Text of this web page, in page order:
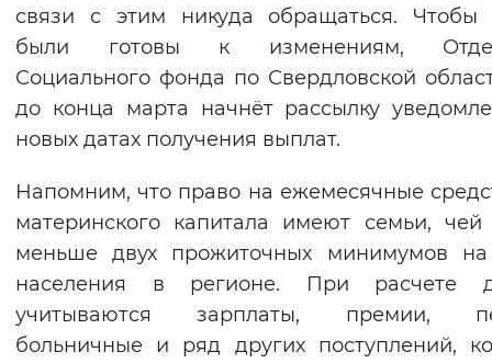
связи с этим никуда обращаться. Чтобы
были готовы к изменениям,
Социального фонда по Свердловской
до конца марта начнёт рассылку
новых датах получения выплат.
Напомним, что право на ежемесячные
материнского капитала имеют семьи, чей
меньше двух прожиточных минимумов
населения в регионе. При расчете
учитываются зарплаты, премии,
больничные и ряд других поступлений,